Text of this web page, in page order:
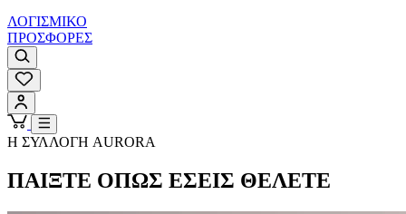
ΛΟΓΙΣΜΙΚΟ
ΠΡΟΣΦΟΡΕΣ
Η ΣΥΛΛΟΓΗ AURORA
ΠΑΙΞΤΕ ΟΠΩΣ ΕΣΕΙΣ ΘΕΛΕΤΕ